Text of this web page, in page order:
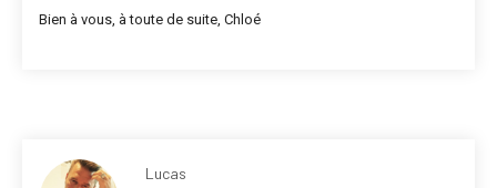
Lucas
Bien à vous, à toute de suite, Chloé